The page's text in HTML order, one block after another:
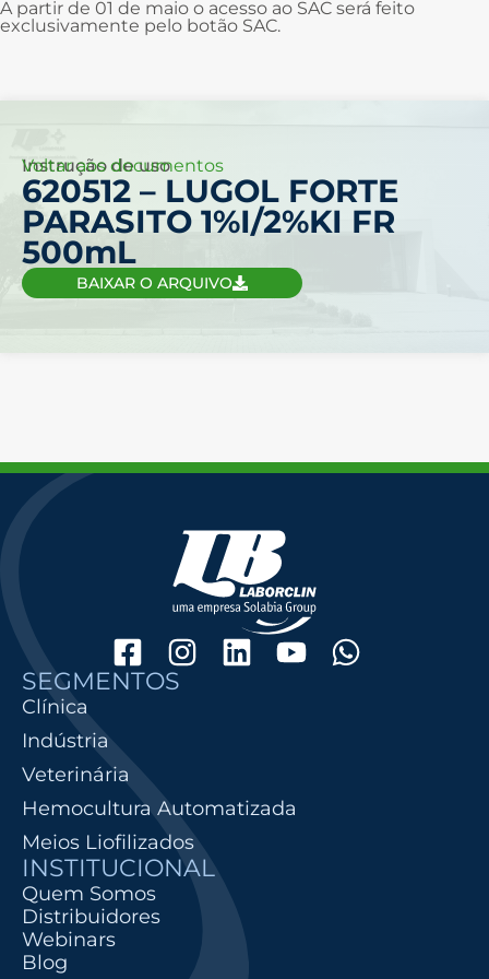
A partir de 01 de maio o acesso ao SAC será feito
exclusivamente pelo botão SAC.
Voltar aos documentos
Instrução de uso
620512 – LUGOL FORTE
PARASITO 1%I/2%KI FR
500mL
BAIXAR O ARQUIVO
SEGMENTOS
Clínica
Indústria
Veterinária
Hemocultura Automatizada
Meios Liofilizados
INSTITUCIONAL
Quem Somos
Distribuidores
Webinars
Blog